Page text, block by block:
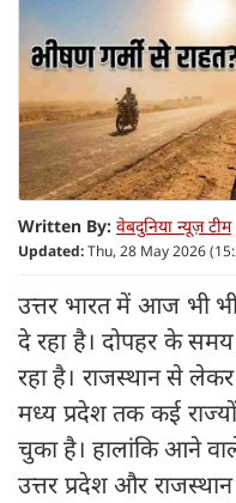
Written By: वेबदुनिया न्यूज़ टीम
Updated:Thu, 28 May 2026
उत्तर भारत में आज भी
दे रहा है। दोपहर के समय
रहा है। राजस्थान से लेकर
मध्य प्रदेश तक कई
चुका है। हालांकि आने
उत्तर प्रदेश और